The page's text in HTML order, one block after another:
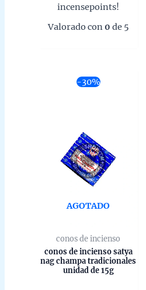
incensepoints!
Valorado con0 de 5
-30%
AGOTADO
conos de incienso
conos de incienso satya
nag champa tradicionales
unidad de 15g